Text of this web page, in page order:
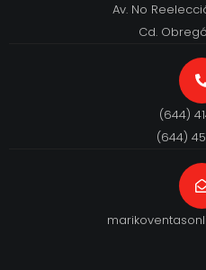
Av. No
Cd.
(644)
(644)